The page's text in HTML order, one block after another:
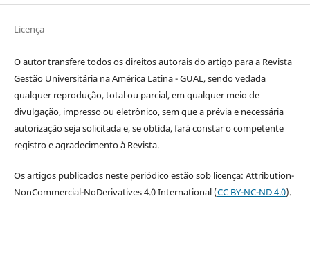
Licença
O autor transfere todos os direitos autorais do artigo para a Revista
Gestão Universitária na América Latina - GUAL, sendo vedada
qualquer reprodução, total ou parcial, em qualquer meio de
divulgação, impresso ou eletrônico, sem que a prévia e necessária
autorização seja solicitada e, se obtida, fará constar o competente
registro e agradecimento à Revista.
Os artigos publicados neste periódico estão sob licença: Attribution-
NonCommercial-NoDerivatives 4.0 International (CC BY-NC-ND 4.0).